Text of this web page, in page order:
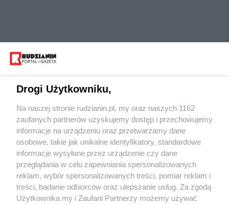
Wydawca mediów lokalnych
Nie zapomnij
zapoznać się z:
polityką prywatności regulamin korzystania z portali
Twojemiasto Skontaktuj sięz nami
Drogi Użytkowniku,
Na naszej stronie rudzianin.pl, my oraz naszych 1162
zaufanych partnerów uzyskujemy dostęp i przechowujemy
informacje na urządzeniu oraz przetwarzamy dane
osobowe, takie jak unikalne identyfikatory, standardowe
informacje wysyłane przez urządzenie czy dane
przeglądania w celu zapewniania spersonalizowanych
reklam, wybór spersonalizowanych treści, pomiar reklam i
treści, badanie odbiorców oraz ulepszanie usług. Za zgodą
Użytkownika my i Zaufani Partnerzy możemy używać